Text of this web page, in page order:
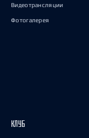
Видеотрансляции
Фотогалерея
КЛУБ